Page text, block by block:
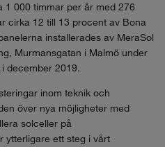
1 000 timmar per år med 276
cirka 12 till 13 procent av Bona
installerades av MeraSol
Murmansgatan i Malmö under
december 2019.
inom teknik och
över nya möjligheter med
solceller på
ytterligare ett steg i vårt